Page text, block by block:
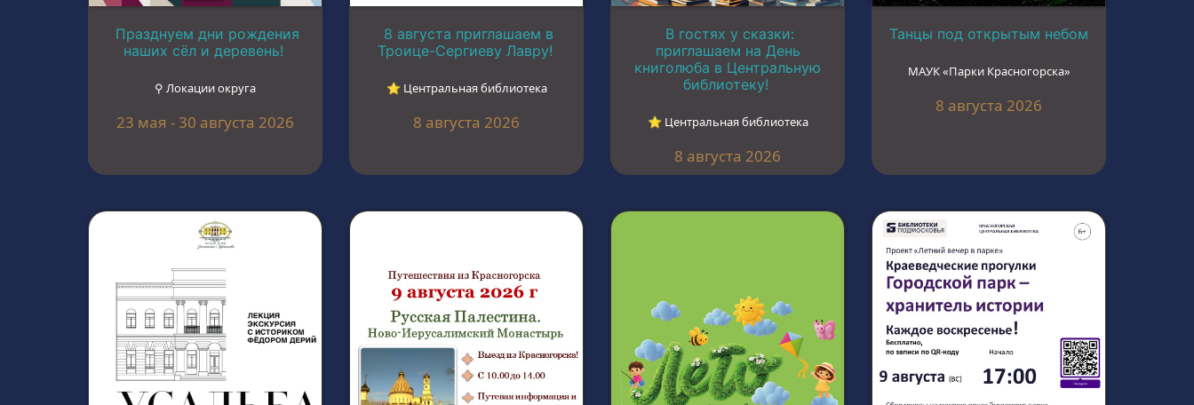
Празднуем дни рождения
наших сёл и деревень!
⚲ Локации округа
23 мая - 30 августа 2026
8 августа приглашаем в
Троице-Сергиеву Лавру!
⭐︎ Центральная библиотека
8 августа 2026
В гостях у сказки:
приглашаем на День
книголюба в Центральную
библиотеку!
⭐︎ Центральная библиотека
8 августа 2026
Танцы под открытым небом
МАУК «Парки Красногорска»
8 августа 2026